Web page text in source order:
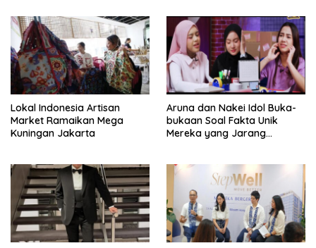
Lokal Indonesia Artisan
Market Ramaikan Mega
Kuningan Jakarta
Aruna dan Nakei Idol Buka-
bukaan Soal Fakta Unik
Mereka yang Jarang